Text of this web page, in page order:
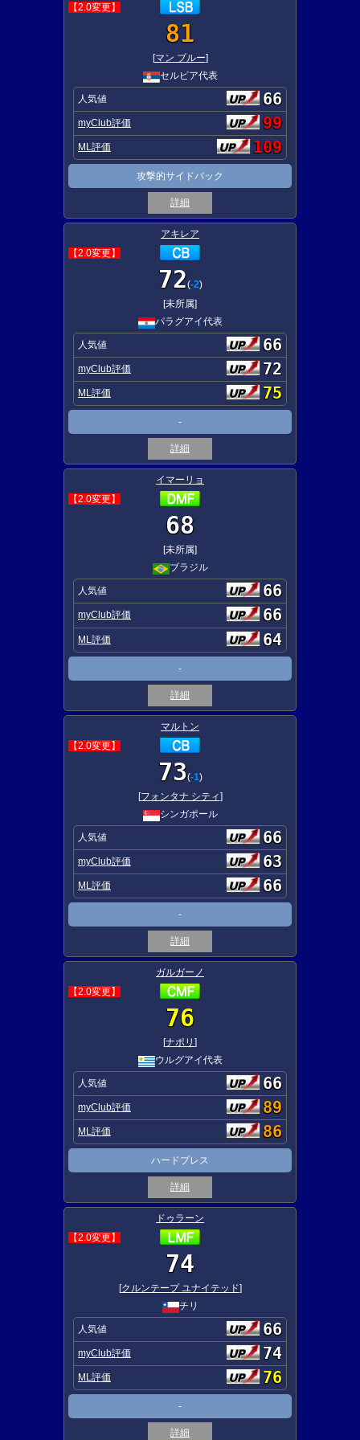
【2.0変更】
81
[マン ブルー]
セルビア代表
人気値 66
myClub評価 99
ML評価 109
攻撃的サイドバック
詳細
アキレア
【2.0変更】
72(-2)
[未所属]
パラグアイ代表
人気値 66
myClub評価 72
ML評価 75
-
詳細
イマーリョ
【2.0変更】
68
[未所属]
ブラジル
人気値 66
myClub評価 66
ML評価 64
-
詳細
マルトン
【2.0変更】
73(-1)
[フォンタナ シティ]
シンガポール
人気値 66
myClub評価 63
ML評価 66
-
詳細
ガルガーノ
【2.0変更】
76
[ナポリ ]
ウルグアイ代表
人気値 66
myClub評価 89
ML評価 86
ハードプレス
詳細
ドゥラーン
【2.0変更】
74
[クルンテープ ユナイテッド]
チリ
人気値 66
myClub評価 74
ML評価 76
-
詳細